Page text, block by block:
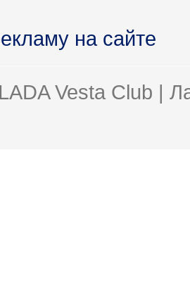
на сайте
Vesta Club |